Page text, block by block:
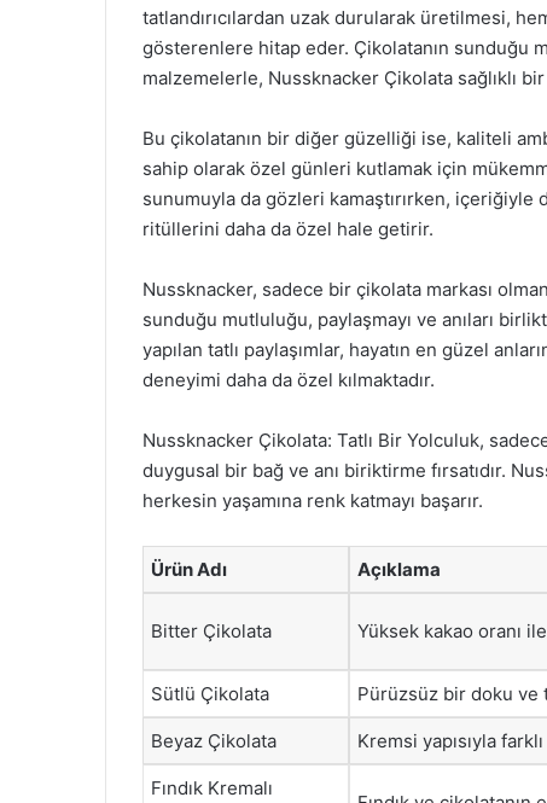
tatlandırıcılardan uzak durularak üretilmesi,
gösterenlere hitap eder. Çikolatanın sunduğu
malzemelerle, Nussknacker Çikolata sağlıklı
Bu çikolatanın bir diğer güzelliği ise, kaliteli
sahip olarak özel günleri kutlamak için
sunumuyla da gözleri kamaştırırken, içeriğiyle
ritüllerini daha da özel hale getirir.
Nussknacker, sadece bir çikolata markası
sunduğu mutluluğu, paylaşmayı ve anıları
yapılan tatlı paylaşımlar, hayatın en güzel
deneyimi daha da özel kılmaktadır.
Nussknacker Çikolata: Tatlı Bir Yolculuk,
duygusal bir bağ ve anı biriktirme fırsatıdır.
herkesin yaşamına renk katmayı başarır.
Ürün Adı Açıklama
Bitter Çikolata Yüksek kakao oranı
Sütlü Çikolata Pürüzsüz bir doku ve
Beyaz Çikolata Kremsi yapısıyla
Fındık Kremalı